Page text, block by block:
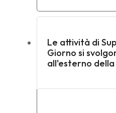
Le attività di
Giorno si
all'esterno